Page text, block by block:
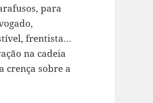
para
frentista…
na cadeia
crença sobre a